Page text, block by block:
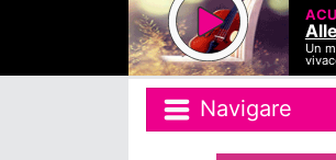
Un
Navigare